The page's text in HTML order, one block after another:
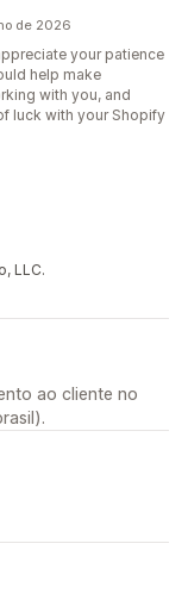
de 2026
your patience
help make
with you, and
luck with your Shopify
LLC.
ao cliente no